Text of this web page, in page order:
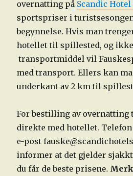
overnatting på Scandic Hotel
sportspriser i
begynnelse. Hvis man
hotellet til spillested, og
transportmiddel vil
med transport. Ellers kan
underkant av 2 km til
For bestilling av overnatting
direkte med hotellet.
e-post
informer at det gjelder
du får de beste prisene.